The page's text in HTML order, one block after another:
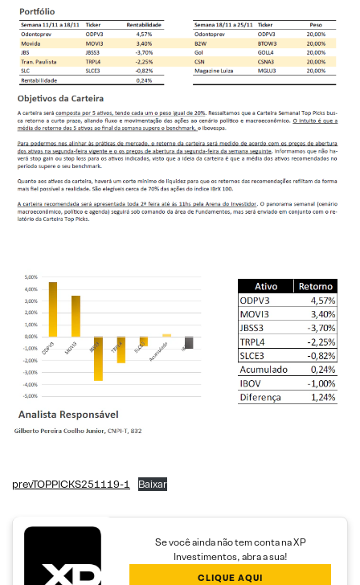
prevTOPPICKS251119-1 Baixar
Se você ainda não tem conta na XP
Investimentos, abra a sua!
CLIQUE AQUI